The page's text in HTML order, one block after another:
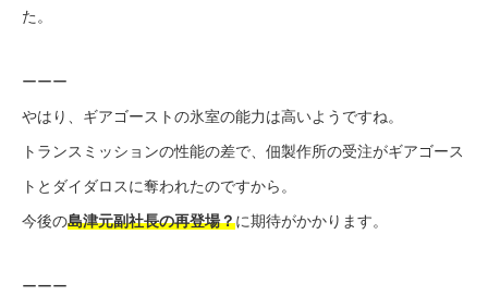
た。
ーーー
やはり、ギアゴーストの氷室の能力は高いようですね。
トランスミッションの性能の差で、佃製作所の受注がギアゴース
トとダイダロスに奪われたのですから。
今後の島津元副社長の再登場？に期待がかかります。
ーーー